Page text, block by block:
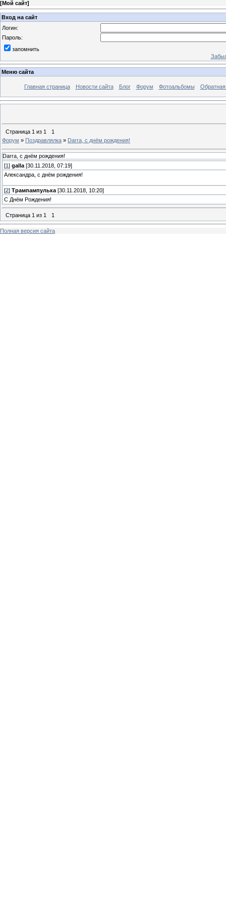
[Мой сайт]
Вход на сайт
Логин:
Пароль:
запомнить
Меню сайта
Главная страница Новости сайта Блог Форум Фотоальбомы Обратная
Страница 1 из 1
1
Форум » Поздравлялка » Darra, с днём рождения!
Darra, с днём рождения!
[1 ] galla [30.11.2018, 07:19]
Александра, с днём рождения!
[2] Трампампулька [30.11.2018, 10:20]
С Днём Рождения!
Страница 1 из 1 1
Полная версия сайта